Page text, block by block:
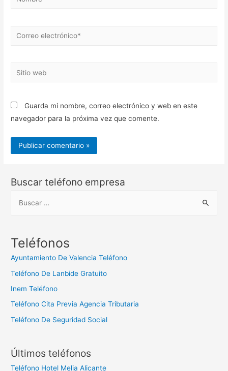
Correo
Sitio
Guarda mi nombre, correo electrónico y web en este
navegador para la próxima vez que comente.
Buscar teléfono empresa
c
:
Teléfonos
Ayuntamiento De Valencia Teléfono
Teléfono De Lanbide Gratuito
Inem Teléfono
Teléfono Cita Previa Agencia Tributaria
Teléfono De Seguridad Social
Últimos teléfonos
Teléfono Hotel Melia Alicante